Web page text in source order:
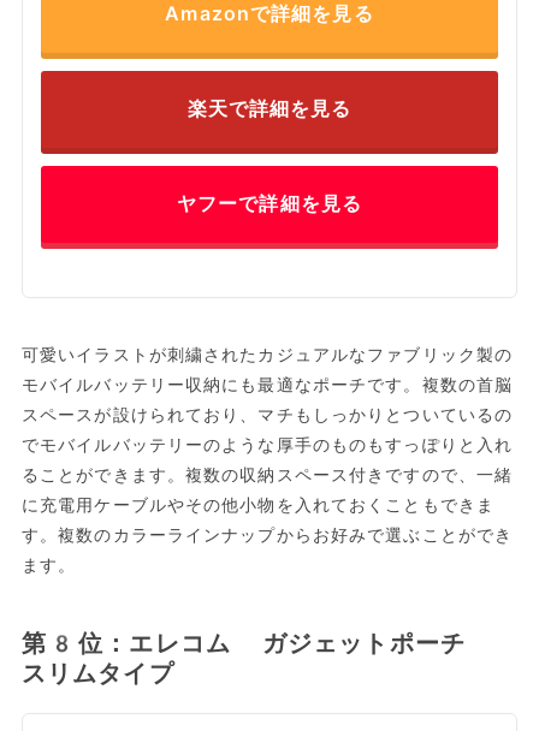
Amazonで詳細を見る
楽天で詳細を見る
ヤフーで詳細を見る
可愛いイラストが刺繍されたカジュアルなファブリック製の
モバイルバッテリー収納にも最適なポーチです。複数の首脳
スペースが設けられており、マチもしっかりとついているの
でモバイルバッテリーのような厚手のものもすっぽりと入れ
ることができます。複数の収納スペース付きですので、一緒
に充電用ケーブルやその他小物を入れておくこともできま
す。複数のカラーラインナップからお好みで選ぶことができ
ます。
第8位：エレコム ガジェットポーチ
スリムタイプ